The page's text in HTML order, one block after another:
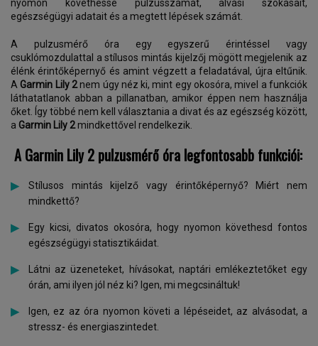
nyomon követhesse pulzusszámát, alvási szokásait,
egészségügyi adatait és a megtett lépések számát.
A pulzusmérő óra egy egyszerű érintéssel vagy
csuklómozdulattal a stílusos mintás kijelzőj mögött megjelenik az
élénk érintőképernyő és amint végzett a feladatával, újra eltűnik.
AGarmin Lily 2nem úgy néz ki, mint egy okosóra, mivel a funkciók
láthatatlanok abban a pillanatban, amikor éppen nem használja
őket. Így többé nem kell választania a divat és az egészség között,
a Garmin Lily 2mindkettővel rendelkezik.
AGarmin Lily 2 pulzusmérő óra legfontosabb funkciói:
Stílusos mintás kijelző vagy érintőképernyő? Miért nem
mindkettő?
Egy kicsi, divatos okosóra, hogy nyomon követhesd fontos
egészségügyi statisztikáidat.
Látni az üzeneteket, hívásokat, naptári emlékeztetőket egy
órán, ami ilyen jól néz ki? Igen, mi megcsináltuk!
Igen, ez az óra nyomon követi a lépéseidet, az alvásodat, a
stressz- és energiaszintedet.